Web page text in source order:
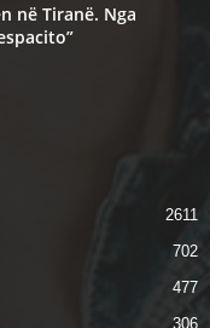
në Tiranë. Nga
2611
702
477
306